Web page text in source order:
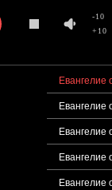
+10
-10
Евангелие
Евангелие
Евангелие
Евангелие
Евангелие